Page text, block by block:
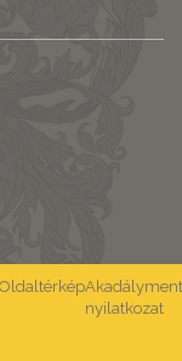
Oldaltérkép
nyilatkozat